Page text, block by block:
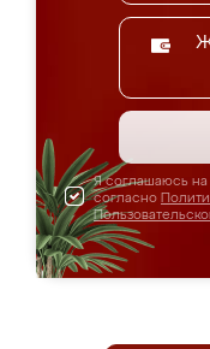
Я соглашаюсь на
согласно